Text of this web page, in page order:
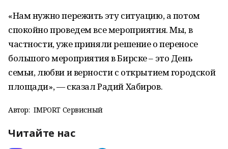
«Нам нужно пережить эту ситуацию, а потом
спокойно проведем все мероприятия. Мы, в
частности, уже приняли решение о переносе
большого мероприятия в Бирске – это День
семьи, любви и верности с открытием городской
площади», — сказал Радий Хабиров.
Автор: IMPORT Сервисный
Читайте нас